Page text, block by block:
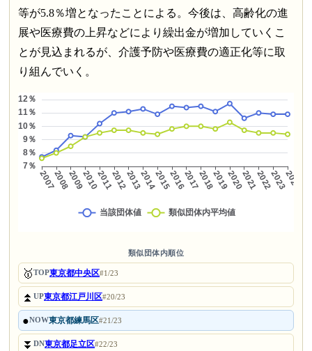
等が5.8％増となったことによる。今後は、高齢化の進
展や医療費の上昇などにより繰出金が増加していくこ
とが見込まれるが、介護予防や医療費の適正化等に取
り組んでいく。
類似団体内順位
🥇TOP東京都中央区#1/23
⏫UP東京都江戸川区#20/23
●NOW東京都練馬区#21/23
⏬DN東京都足立区#22/23